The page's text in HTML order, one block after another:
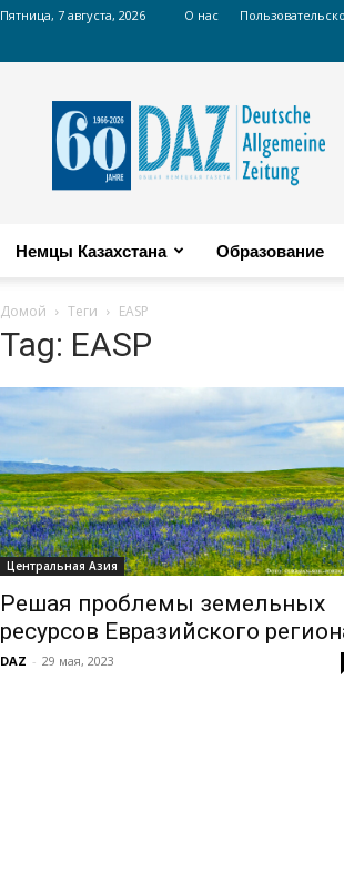
Пятница, 7 августа, 2026 О нас
Russian
DAZ
Немцы Казахстана Образование
Домой Теги EASP
Tag: EASP
Центральная Азия
Решая проблемы земельных
ресурсов Евразийского
DAZ - 29 мая, 2023